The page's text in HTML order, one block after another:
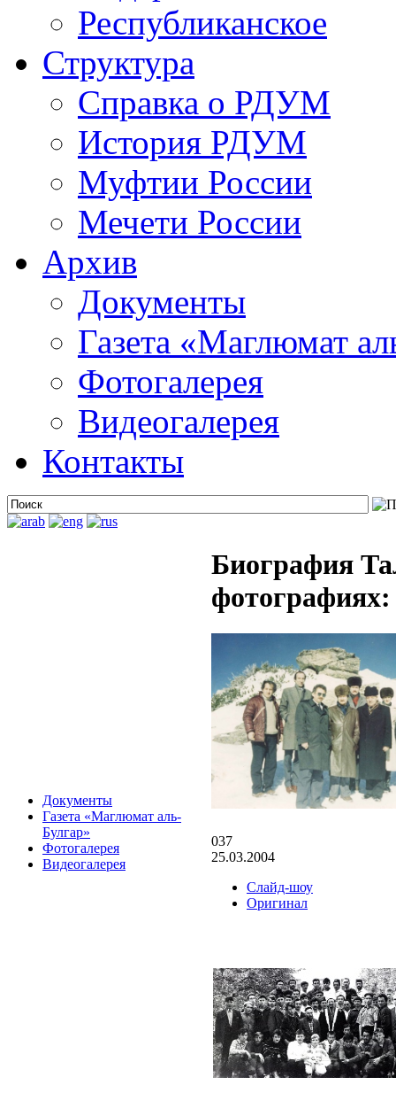
Республиканское
Структура
Справка о РДУМ
История РДУМ
Муфтии России
Мечети России
Архив
Документы
Газета «Маглюмат
Фотогалерея
Видеогалерея
Контакты
Документы
Газета «Маглюмат аль-
Булгар»
Фотогалерея
Видеогалерея
Биография
фотографиях:
037
25.03.2004
Слайд-шоу
Оригинал